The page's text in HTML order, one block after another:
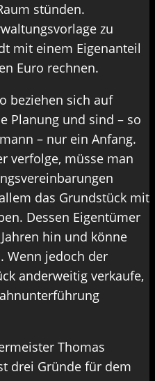
stünden.
zu
mit einem Eigenanteil
Euro rechnen.
beziehen sich auf
Planung und sind – so
– nur ein Anfang.
verfolge, müsse man
das Grundstück mit
Dessen Eigentümer
hin und könne
Wenn jedoch der
anderweitig verkaufe,
Thomas
drei Gründe für dem